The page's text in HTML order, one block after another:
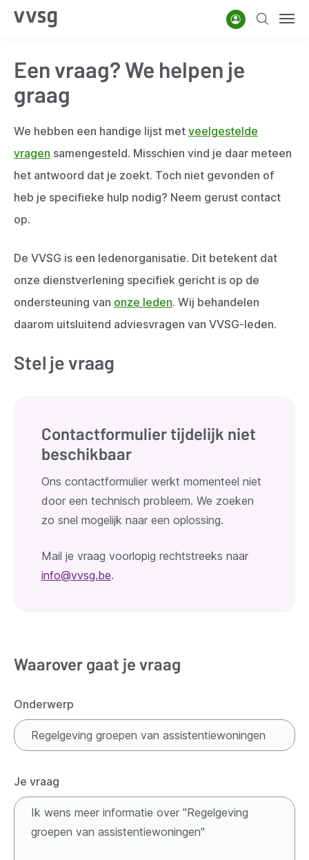
Overslaan
gaan
AccountZoeken
Een vraag? We helpen je
graag
We hebben een handige lijst met veelgestelde
vragen samengesteld. Misschien vind je daar meteen
het antwoord dat je zoekt. Toch niet gevonden of
heb je specifieke hulp nodig? Neem gerust contact
op.
De VVSG is een ledenorganisatie. Dit betekent dat
onze dienstverlening specifiek gericht is op de
ondersteuning van onze leden. Wij behandelen
daarom uitsluitend adviesvragen van VVSG-leden.
Stel je vraag
Contactformulier tijdelijk niet
beschikbaar
Ons contactformulier werkt momenteel niet
door een technisch probleem. We zoeken
zo snel mogelijk naar een oplossing.
Mail je vraag voorlopig rechtstreeks naar
info@vvsg.be.
Waarover gaat je vraag
Onderwerp
Je vraag